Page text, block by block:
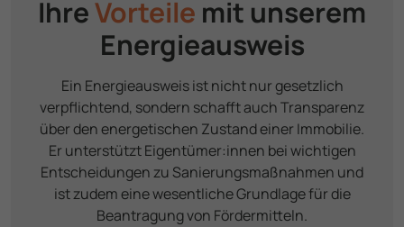
IhreVorteile mit unserem
Energie­ausweis
Ein Energie­ausweis ist nicht nur gesetzlich
verpflichtend, sondern schafft auch Transparenz
über den energe­tischen Zustand einer Immobilie.
Er unterstützt Eigen­tümer:innen bei wichtigen
Entschei­dungen zu Sanierungs­maßnahmen und
ist zudem eine wesentliche Grundlage für die
Beantragung von Fördermitteln.